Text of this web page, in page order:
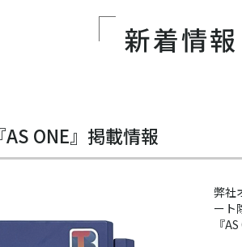
新着情報
ONE』掲載情報
弊社
ート
『